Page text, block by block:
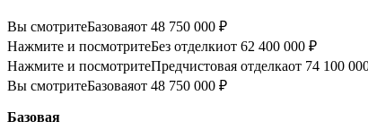
Вы смотритеБазоваяот 48 750 000 ₽
Нажмите и посмотритеБез отделкиот 62 400 000 ₽
Нажмите и посмотритеПредчистовая отделкаот 74 100
Вы смотритеБазоваяот 48 750 000 ₽
Базовая